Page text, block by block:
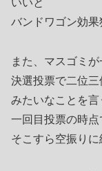
いいと
バンドワゴン効果
また、マスゴミ
決選投票で二位三
みたいなことを言
一回目投票の時
そこすら空振りに